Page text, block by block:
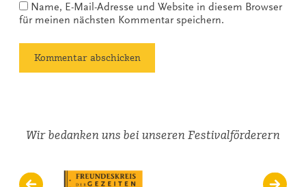
Name, E-Mail-Adresse und Website in diesem Browser
für meinen nächsten Kommentar speichern.
Wir bedanken uns bei unseren Festivalförderern